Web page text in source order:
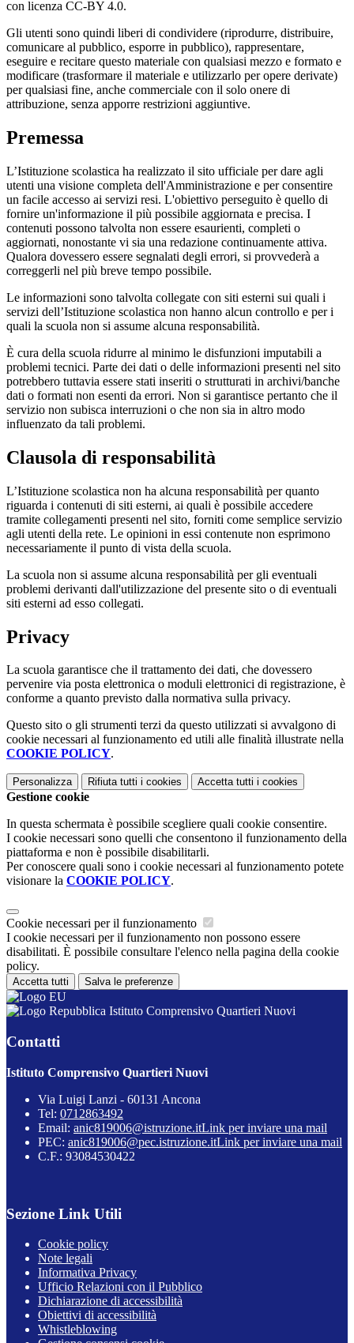
con licenza CC-BY 4.0.
Gli utenti sono quindi liberi di condividere (riprodurre, distribuire,
comunicare al pubblico, esporre in pubblico), rappresentare,
eseguire e recitare questo materiale con qualsiasi mezzo e formato e
modificare (trasformare il materiale e utilizzarlo per opere derivate)
per qualsiasi fine, anche commerciale con il solo onere di
attribuzione, senza apporre restrizioni aggiuntive.
Premessa
L’Istituzione scolastica ha realizzato il sito ufficiale per dare agli
utenti una visione completa dell'Amministrazione e per consentire
un facile accesso ai servizi resi. L'obiettivo perseguito è quello di
fornire un'informazione il più possibile aggiornata e precisa. I
contenuti possono talvolta non essere esaurienti, completi o
aggiornati, nonostante vi sia una redazione continuamente attiva.
Qualora dovessero essere segnalati degli errori, si provvederà a
correggerli nel più breve tempo possibile.
Le informazioni sono talvolta collegate con siti esterni sui quali i
servizi dell’Istituzione scolastica non hanno alcun controllo e per i
quali la scuola non si assume alcuna responsabilità.
È cura della scuola ridurre al minimo le disfunzioni imputabili a
problemi tecnici. Parte dei dati o delle informazioni presenti nel sito
potrebbero tuttavia essere stati inseriti o strutturati in archivi/banche
dati o formati non esenti da errori. Non si garantisce pertanto che il
servizio non subisca interruzioni o che non sia in altro modo
influenzato da tali problemi.
Clausola di responsabilità
L’Istituzione scolastica non ha alcuna responsabilità per quanto
riguarda i contenuti di siti esterni, ai quali è possibile accedere
tramite collegamenti presenti nel sito, forniti come semplice servizio
agli utenti della rete. Le opinioni in essi contenute non esprimono
necessariamente il punto di vista della scuola.
La scuola non si assume alcuna responsabilità per gli eventuali
problemi derivanti dall'utilizzazione del presente sito o di eventuali
siti esterni ad esso collegati.
Privacy
La scuola garantisce che il trattamento dei dati, che dovessero
pervenire via posta elettronica o moduli elettronici di registrazione, è
conforme a quanto previsto dalla normativa sulla privacy.
Questo sito o gli strumenti terzi da questo utilizzati si avvalgono di
cookie necessari al funzionamento ed utili alle finalità illustrate nella
COOKIE POLICY.
Personalizza Rifiuta tutti i cookies Accetta tutti i cookies
Gestione cookie
In questa schermata è possibile scegliere quali cookie consentire.
I cookie necessari sono quelli che consentono il funzionamento della
piattaforma e non è possibile disabilitarli.
Per conoscere quali sono i cookie necessari al funzionamento potete
visionare la COOKIE POLICY.
Cookie necessari per il funzionamento
I cookie necessari per il funzionamento non possono essere
disabilitati. È possibile consultare l'elenco nella pagina della cookie
policy.
Accetta tutti Salva le preferenze
Istituto Comprensivo Quartieri Nuovi
Contatti
Istituto Comprensivo Quartieri Nuovi
Via Luigi Lanzi - 60131 Ancona
Tel: 0712863492
Email: anic819006@istruzione.itLink per inviare una mail
PEC: anic819006@pec.istruzione.itLink per inviare una mail
C.F.: 93084530422
Sezione Link Utili
Cookie policy
Note legali
Informativa Privacy
Ufficio Relazioni con il Pubblico
Dichiarazione di accessibilità
Obiettivi di accessibilità
Whistleblowing